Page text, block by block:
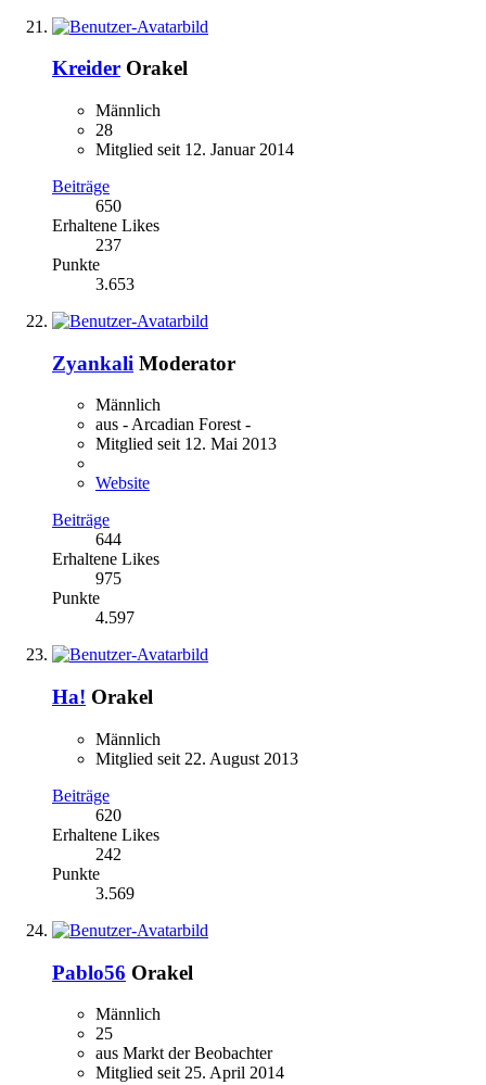
Kreider Orakel
Männlich
28
Mitglied seit 12. Januar 2014
Beiträge
650
Erhaltene Likes
237
Punkte
3.653
Zyankali Moderator
Männlich
aus - Arcadian Forest -
Mitglied seit 12. Mai 2013
Website
Beiträge
644
Erhaltene Likes
975
Punkte
4.597
Ha! Orakel
Männlich
Mitglied seit 22. August 2013
Beiträge
620
Erhaltene Likes
242
Punkte
3.569
Pablo56 Orakel
Männlich
25
aus Markt der Beobachter
Mitglied seit 25. April 2014